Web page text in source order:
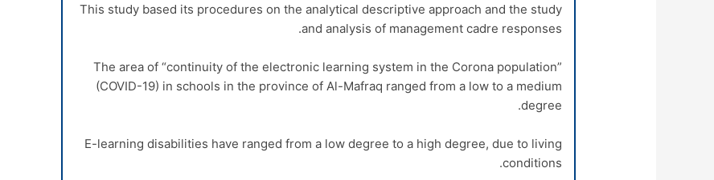
This study based its procedures on the analytical descriptive approach and the study
and analysis of management cadre responses.
The area of “continuity of the electronic learning system in the Corona population”
(COVID-19) in schools in the province of Al-Mafraq ranged from a low to a medium
degree.
E-learning disabilities have ranged from a low degree to a high degree, due to living
conditions.